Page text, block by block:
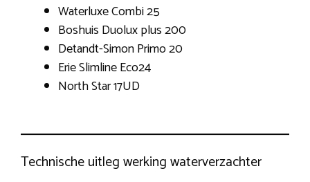
Waterluxe Combi 25
Boshuis Duolux plus 200
Detandt-Simon Primo 20
Erie Slimline Eco24
North Star 17UD
Technische uitleg werking waterverzachter